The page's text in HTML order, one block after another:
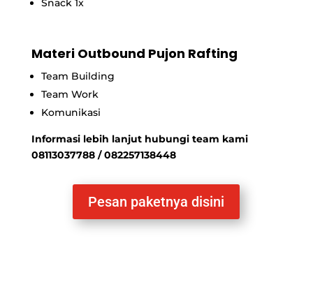
Snack 1x
Materi Outbound Pujon Rafting
Team Building
Team Work
Komunikasi
Informasi lebih lanjut hubungi team kami
08113037788 / 082257138448
Pesan paketnya disini